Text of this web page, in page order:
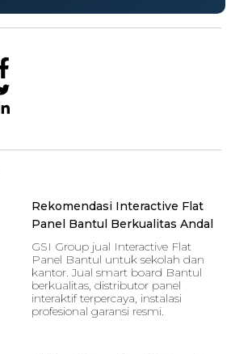
Rekomendasi Interactive Flat
Panel Bantul Berkualitas Andal
GSI Group jual Interactive Flat
Panel Bantul untuk sekolah dan
kantor. Jual smart board Bantul
berkualitas, distributor panel
interaktif terpercaya, instalasi
profesional garansi resmi.